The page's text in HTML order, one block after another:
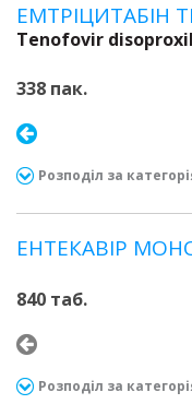
ЕМТРІЦИТАБІН
Tenofovir
338 пак.
Розподіл за
ЕНТЕКАВІР
840 таб.
Розподіл за